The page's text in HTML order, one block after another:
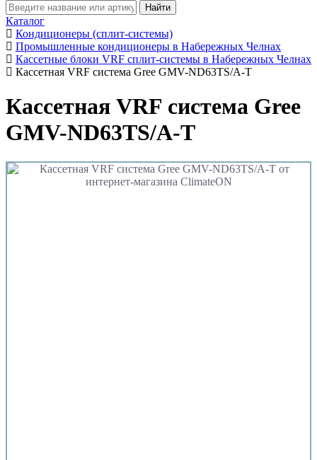
Каталог
Кондиционеры (сплит-системы)
Промышленные кондиционеры в Набережных Челнах
Кассетные блоки VRF сплит-системы в Набережных Челнах
Кассетная VRF система Gree GMV-ND63TS/A-T
Кассетная VRF система Gree
GMV-ND63TS/A-T